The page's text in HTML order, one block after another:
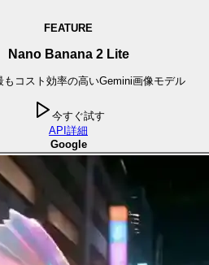
FEATURE
Nano Banana 2 Lite
もコスト効率の高いGemini画像モデル
今すぐ試す
API 詳細
Google